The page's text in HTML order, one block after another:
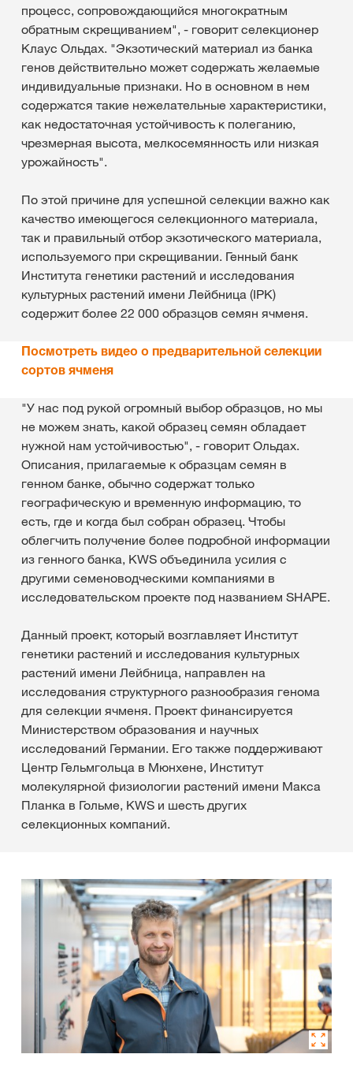
процесс, сопровождающийся многократным
обратным скрещиванием", - говорит селекционер
Клаус Ольдах. "Экзотический материал из банка
генов действительно может содержать желаемые
индивидуальные признаки. Но в основном в нем
содержатся такие нежелательные характеристики,
как недостаточная устойчивость к полеганию,
чрезмерная высота, мелкосемянность или низкая
урожайность".
По этой причине для успешной селекции важно как
качество имеющегося селекционного материала,
так и правильный отбор экзотического материала,
используемого при скрещивании. Генный банк
Института генетики растений и исследования
культурных растений имени Лейбница (IPK)
содержит более 22 000 образцов семян ячменя.
Посмотреть видео о предварительной селекции
сортов ячменя
"У нас под рукой огромный выбор образцов, но мы
не можем знать, какой образец семян обладает
нужной нам устойчивостью", - говорит Ольдах.
Описания, прилагаемые к образцам семян в
генном банке, обычно содержат только
географическую и временную информацию, то
есть, где и когда был собран образец. Чтобы
облегчить получение более подробной информации
из генного банка, KWS объединила усилия с
другими семеноводческими компаниями в
исследовательском проекте под названием SHAPE.
Данный проект, который возглавляет Институт
генетики растений и исследования культурных
растений имени Лейбница, направлен на
исследования структурного разнообразия генома
для селекции ячменя. Проект финансируется
Министерством образования и научных
исследований Германии. Его также поддерживают
Центр Гельмгольца в Мюнхене, Институт
молекулярной физиологии растений имени Макса
Планка в Гольме, KWS и шесть других
селекционных компаний.